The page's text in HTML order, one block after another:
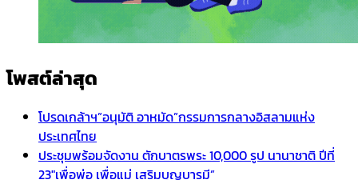
โพสต์ล่าสุด
โปรดเกล้าฯ”อนุมัติ อาหมัด”กรรมการกลางอิสลามแห่ง
ประเทศไทย
ประชุมพร้อมจัดงาน ตักบาตรพระ 10,000 รูป นานาชาติ ปีที่
23″เพื่อพ่อ เพื่อแม่ เสริมบุญบารมี”